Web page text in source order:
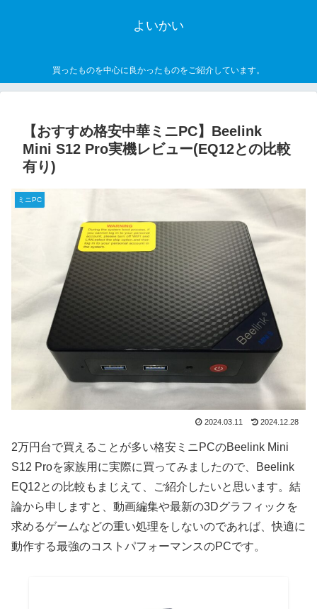
よいかい
買ったものを中心に良かったものをご紹介しています。
【おすすめ格安中華ミニPC】Beelink
Mini S12 Pro実機レビュー(EQ12との比較
有り)
ミニPC
2024.03.11 2024.12.28
2万円台で買えることが多い格安ミニPCのBeelink Mini
S12 Proを家族用に実際に買ってみましたので、Beelink
EQ12との比較もまじえて、ご紹介したいと思います。結
論から申しますと、動画編集や最新の3Dグラフィックを
求めるゲームなどの重い処理をしないのであれば、快適に
動作する最強のコストパフォーマンスのPCです。